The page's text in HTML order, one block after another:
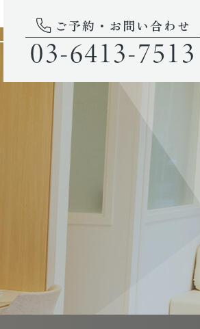
ご予約・お問い合わせ
03-6413-7513